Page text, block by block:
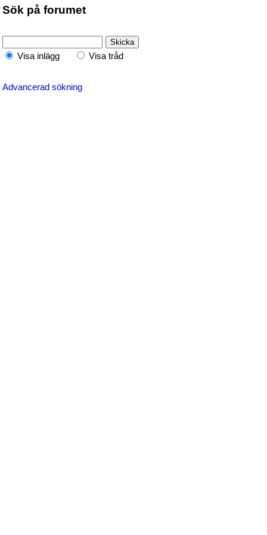
Sök på forumet
Visa inlägg Visa tråd
Advancerad sökning